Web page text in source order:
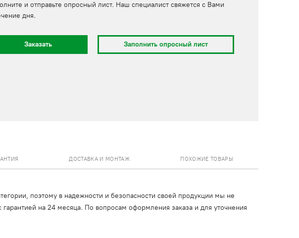
и отправьте опросный лист. Наш специалист свяжется с Вами
дня.
Заказать Заполнить опросный лист
ДОСТАВКА И МОНТАЖ ПОХОЖИЕ ТОВАРЫ
поэтому в надежности и безопасности своей продукции мы не
на 24 месяца. По вопросам оформления заказа и для уточнения